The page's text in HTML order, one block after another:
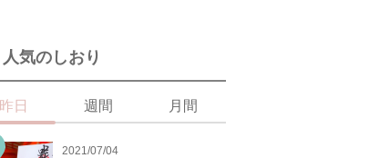
人気のしおり
昨日 週間 月間
2021/07/04